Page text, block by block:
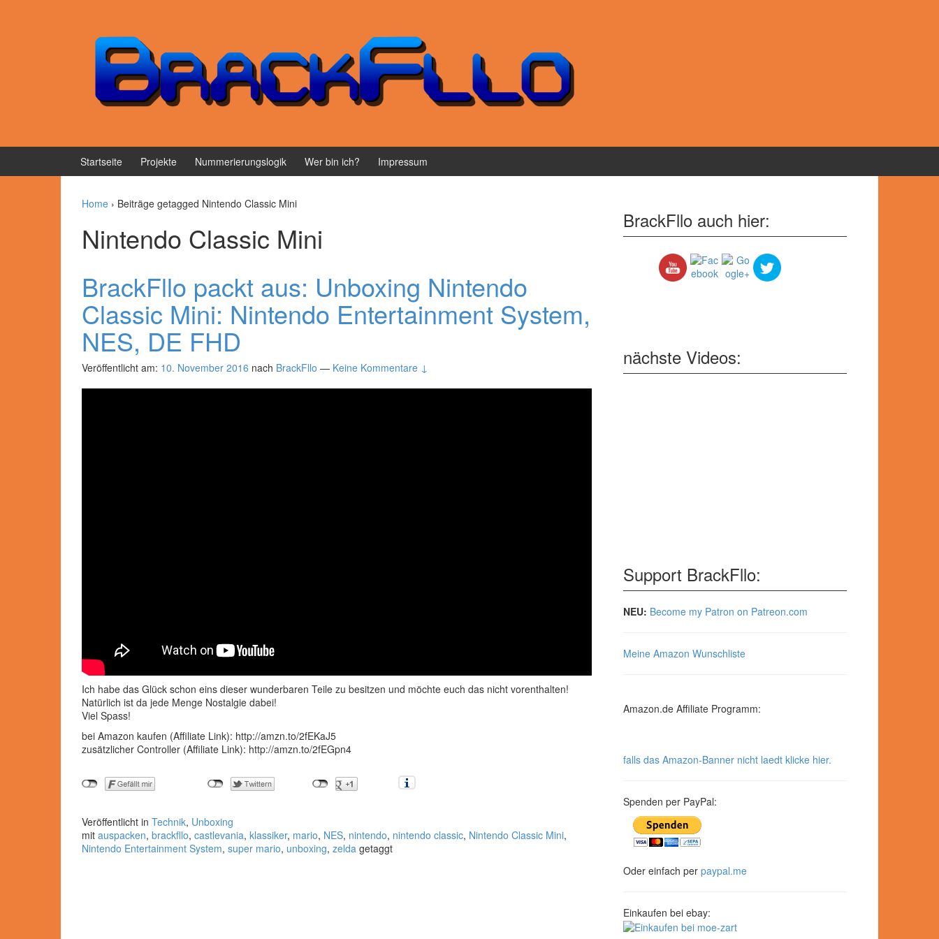
Startseite Projekte Nummerierungslogik Wer bin ich? Impressum
Home › Beiträge getagged Nintendo Classic Mini
Nintendo Classic Mini
BrackFllo packt aus: Unboxing Nintendo
Classic Mini: Nintendo Entertainment System,
NES, DE FHD
Veröffentlicht am: 10. November 2016 nach BrackFllo — Keine Kommentare ↓
Ich habe das Glück schon eins dieser wunderbaren Teile zu besitzen und möchte euch das nicht vorenthalten!
Natürlich ist da jede Menge Nostalgie dabei!
Viel Spass!
bei Amazon kaufen (Affiliate Link): http://amzn.to/2fEKaJ5
zusätzlicher Controller (Affiliate Link): http://amzn.to/2fEGpn4
Veröffentlicht in Technik, Unboxing
mit auspacken, brackfllo, castlevania, klassiker, mario, NES, nintendo, nintendo classic, Nintendo Classic Mini,
Nintendo Entertainment System, super mario, unboxing, zelda getaggt
BrackFllo auch hier:
nächste Videos:
Support BrackFllo:
NEU: Become my Patron on Patreon.com
Meine Amazon Wunschliste
Amazon.de Affiliate Programm:
falls das Amazon-Banner nicht laedt klicke hier.
Spenden per PayPal:
Oder einfach per paypal.me
Einkaufen bei ebay: